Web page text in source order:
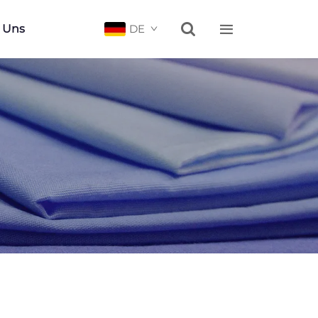
DE  